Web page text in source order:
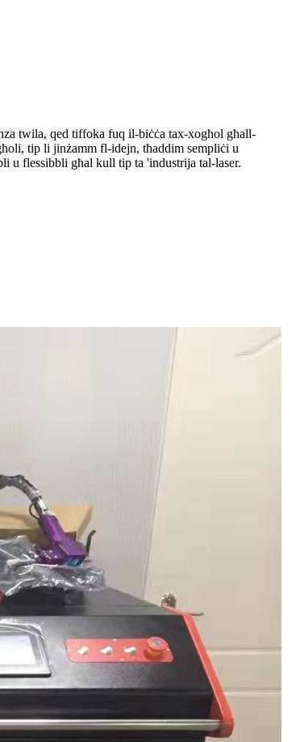
twila, qed tiffoka fuq il-biċċa tax-xogħol għall-
tip li jinżamm fl-idejn, tħaddim sempliċi u
u flessibbli għal kull tip ta 'industrija tal-laser.